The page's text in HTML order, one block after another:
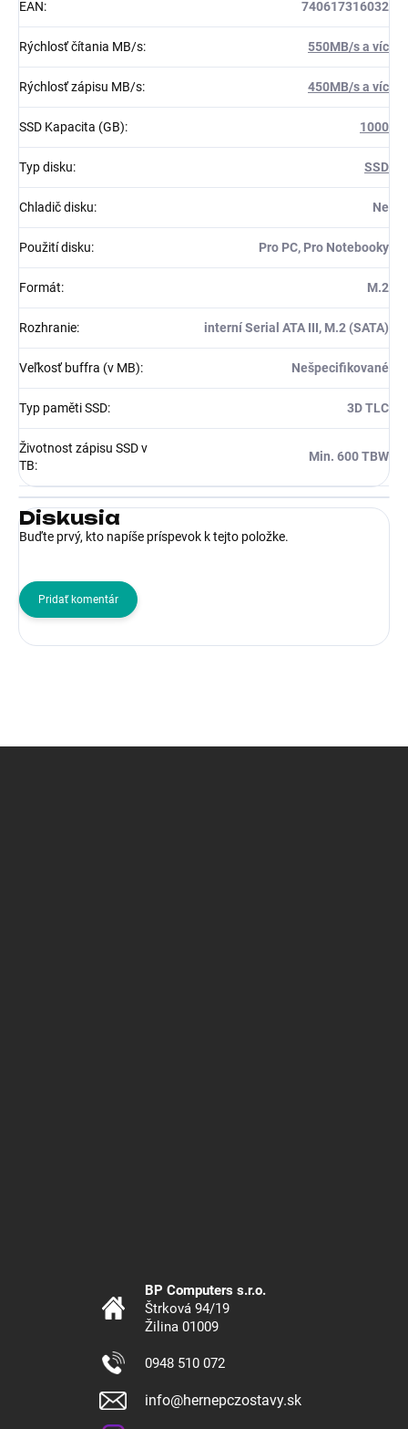
EAN: 740617316032
Rýchlosť čítania MB/s: 550MB/s a víc
Rýchlosť zápisu MB/s: 450MB/s a víc
SSD Kapacita (GB): 1000
Typ disku: SSD
Chladič disku: Ne
Použití disku: Pro PC, Pro Notebooky
Formát: M.2
Rozhranie: interní Serial ATA III, M.2 (SATA)
Veľkosť buffra (v MB): Nešpecifikované
Typ paměti SSD: 3D TLC
Životnost zápisu SSD v
TB:
Min. 600 TBW
Diskusia
Buďte prvý, kto napíše príspevok k tejto položke.
Pridať komentár
BP Computers s.r.o.
Štrková 94/19
Žilina 01009
0948 510 072
info@hernepczostavy.sk